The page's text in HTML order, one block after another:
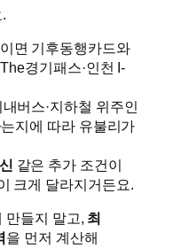
면 기후동행카드와
경기패스·인천 I-
버스·지하철 위주인
지에 따라 유불리가
같은 추가 조건이
크게 달라지거든요.
만들지 말고, 최
을 먼저 계산해